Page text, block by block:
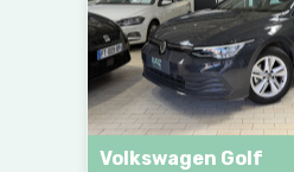
Volkswagen Golf